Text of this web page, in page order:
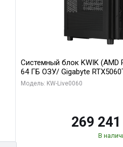
Системный блок KWIK (AMD
64 ГБ ОЗУ/ Gigabyte
GDDR7 128bit 3xDP H/ 1 ТБ
Модель: KW-Live0060
269
В